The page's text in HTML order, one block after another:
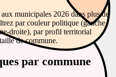
municipales 2026 dans plus de
par couleur politique (gauche,
droite), par profil territorial
de commune.
par commune